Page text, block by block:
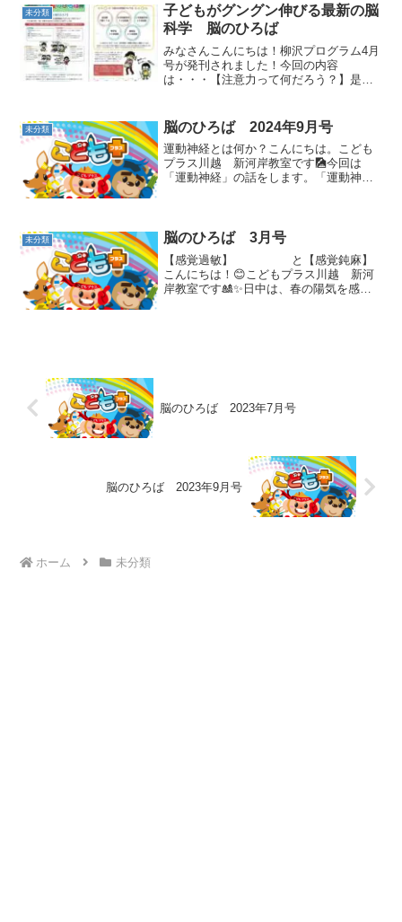
誠にありがとうございました。皆様から
頂いたアンケート結果は、...
未分類
子どもがグングン伸びる最新の脳
科学 脳のひろば
みなさんこんにちは！柳沢プログラム4月
号が発刊されました！今回の内容
は・・・【注意力って何だろう？】是非
見学会を実施中です！4月10日現在、数名
の空きがございますので、...
未分類 脳のひろば 2024年9月号
運動神経とは何か？こんにちは。こども
プラス川越 新河岸教室です🎑今回は
「運動神経」の話をします。「運動神経
動作を引き起こすためには、...
未分類 脳のひろば 3月号
【感覚過敏】 と【感覚鈍麻】
こんにちは！😊こどもプラス川越 新河
岸教室です🎎✨日中は、春の陽気を感じ
脳のひろば 2023年7月号
脳のひろば 2023年9月号
ホーム 未分類